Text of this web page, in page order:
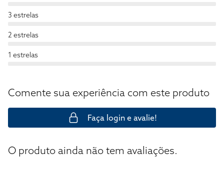
3 estrelas
2 estrelas
1 estrelas
Comente sua experiência com este produto
Faça login e avalie!
O produto ainda não tem avaliações.